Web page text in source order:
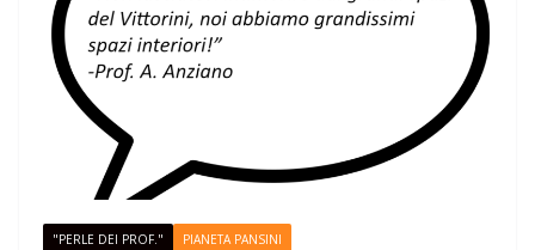
"PERLE DEI PROF." PIANETA PANSINI